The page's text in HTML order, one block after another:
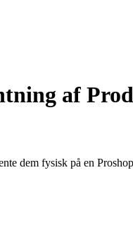
af
dem fysisk på en